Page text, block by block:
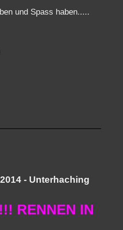
und Spass haben.....
- Unterhaching
RENNEN IN